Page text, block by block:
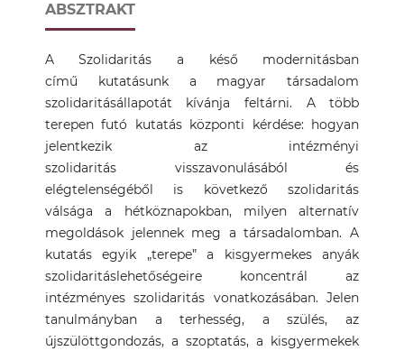
ABSZTRAKT
A Szolidaritás a késő modernitásban
című kutatásunk a magyar társadalom
szolidaritásállapotát kívánja feltárni. A több
terepen futó kutatás központi kérdése: hogyan
jelentkezik az intézményi
szolidaritás visszavonulásából és
elégtelenségéből is következő szolidaritás
válsága a hétköznapokban, milyen alternatív
megoldások jelennek meg a társadalomban. A
kutatás egyik „terepe” a kisgyermekes anyák
szolidaritáslehetőségeire koncentrál az
intézményes szolidaritás vonatkozásában. Jelen
tanulmányban a terhesség, a szülés, az
újszülöttgondozás, a szoptatás, a kisgyermekek